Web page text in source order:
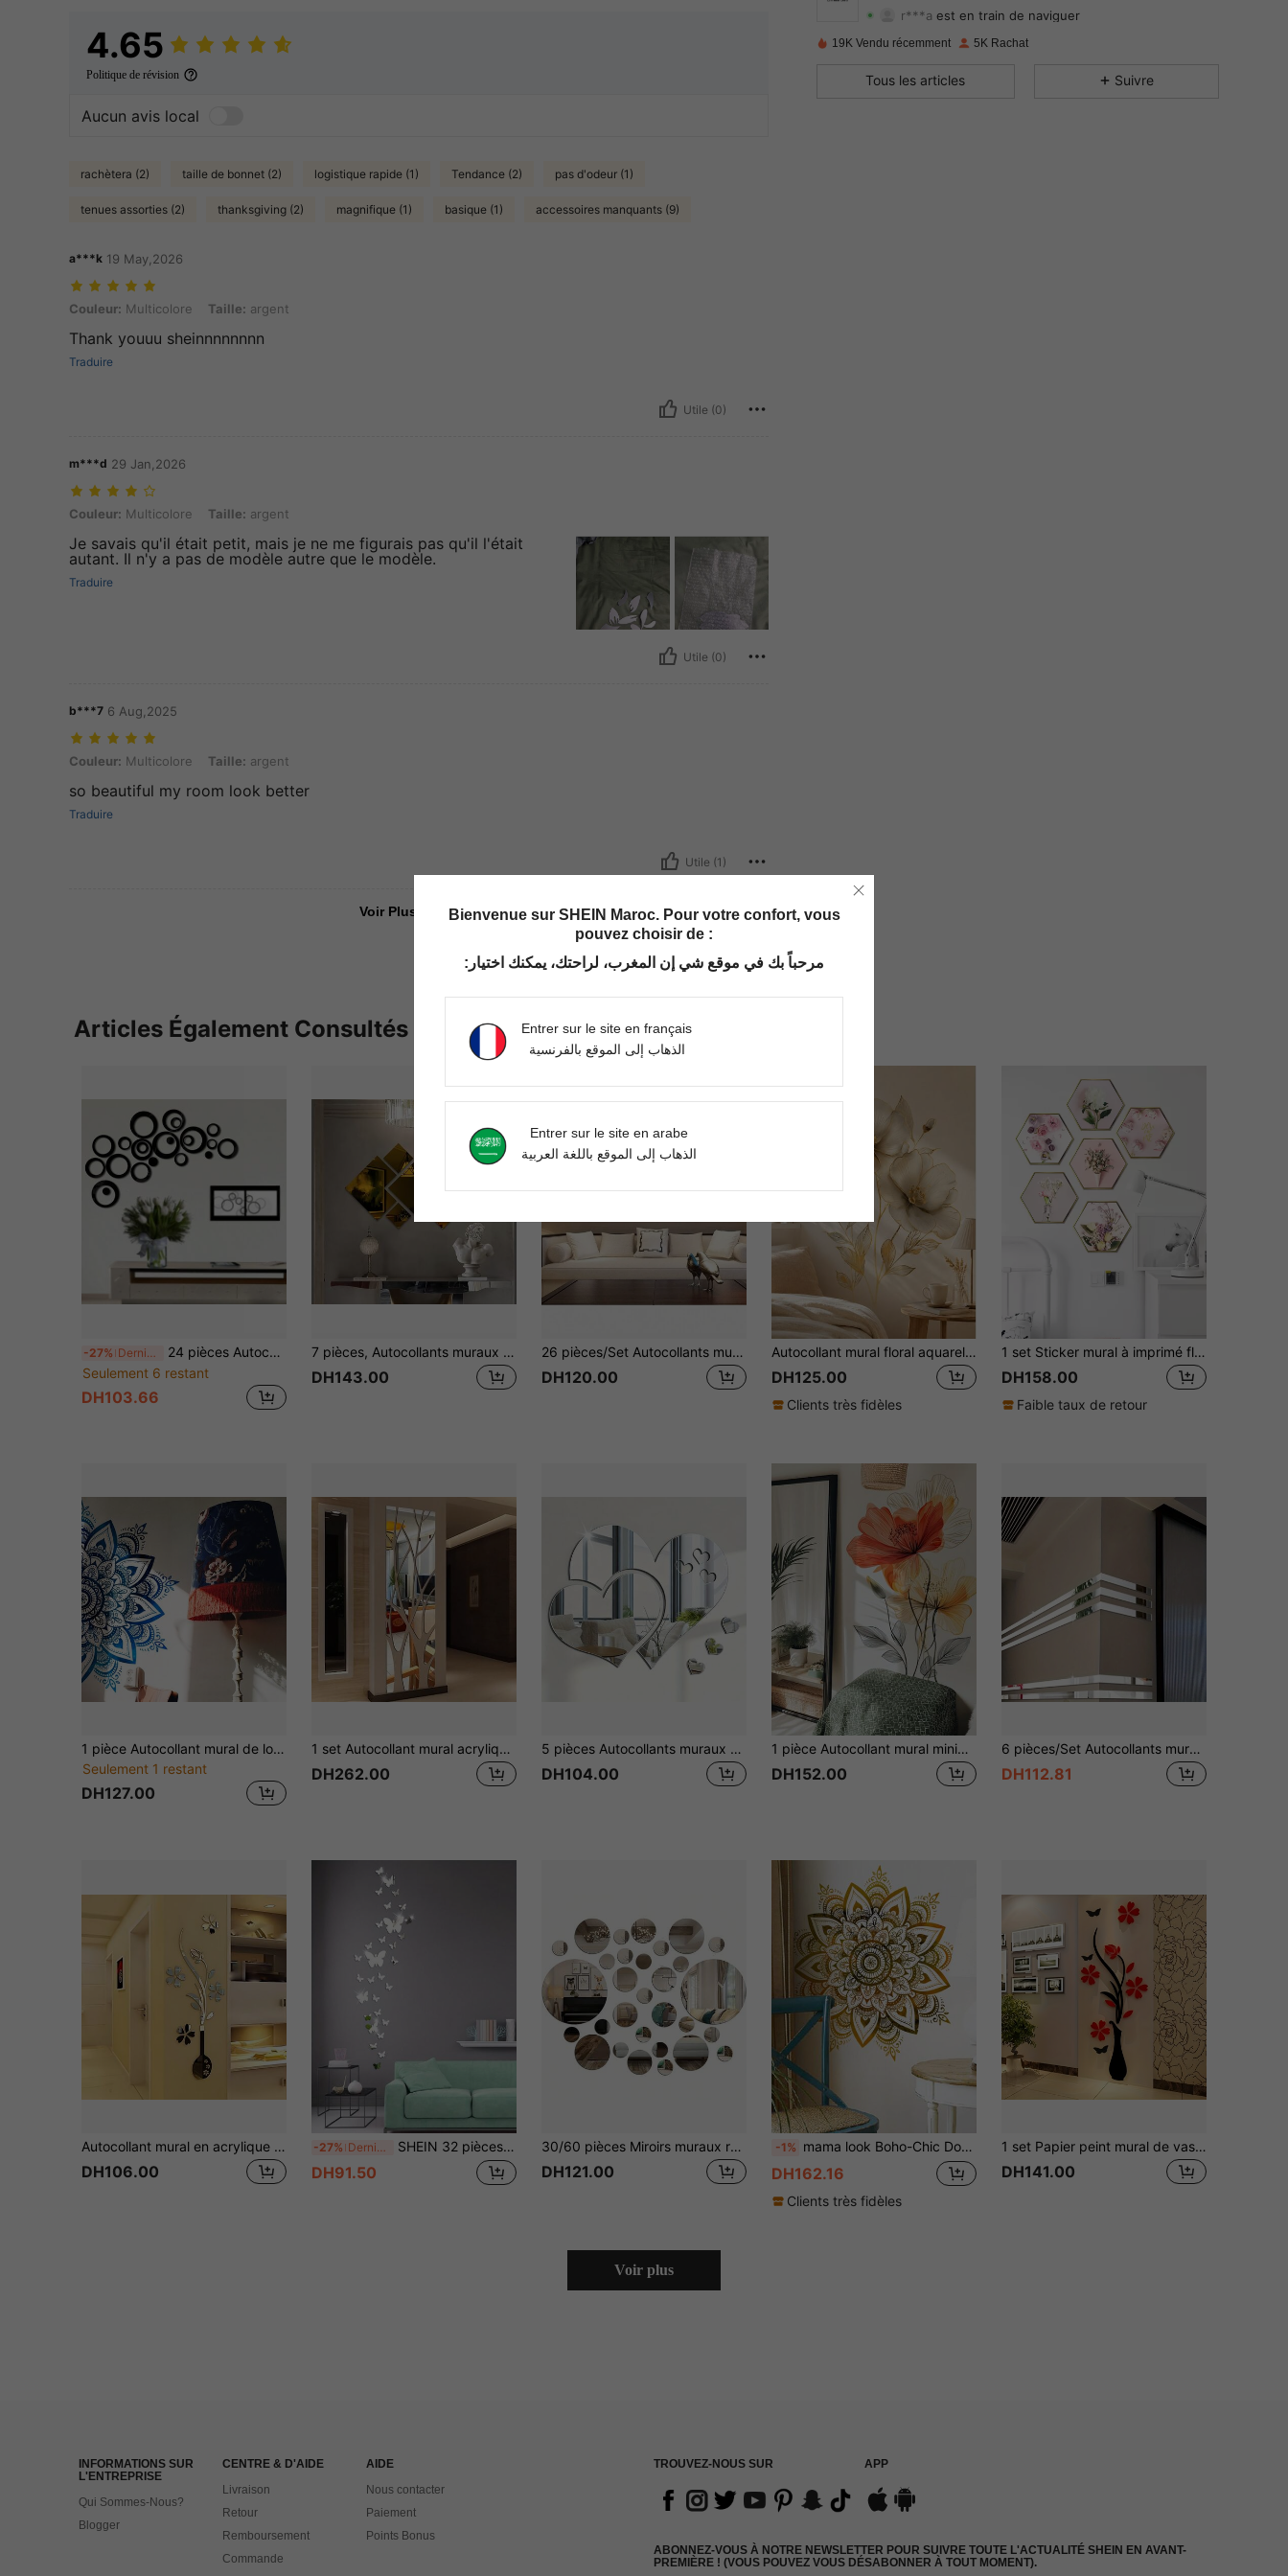
4.65
Politique de révision
Aucun avis local
rachètera (2) taille de bonnet (2) logistique rapide (1) Tendance (2) pas d'odeur (1)
tenues assorties (2) thanksgiving (2) magnifique (1) basique (1) accessoires manquants (9)
a***k 19 May,2026
Couleur: Multicolore, Taille: argent
Couleur: Multicolore Taille: argent
Thank youuu sheinnnnnnnn
Traduire
Utile (0)
m***d 29 Jan,2026
Couleur: Multicolore, Taille: argent
Couleur: Multicolore Taille: argent
Je savais qu'il était petit, mais je ne me figurais pas qu'il l'était
autant. Il n'y a pas de modèle autre que le modèle.
Traduire
Utile (0)
b***7 6 Aug,2025
Couleur: Multicolore, Taille: argent
Couleur: Multicolore Taille: argent
so beautiful my room look better
Traduire
Utile (1)
Voir Plus D'avis
r***a est en train de naviguer
Evaluation 22 Articles 1.4KSuiveurs
19K Vendu récemment 5K Rachat
Tous les articles Suivre
Articles Également Consultés
-27% Dernières 8 heures
24 pièces Autocollants muraux en miroir acrylique rond, Décalcomanies murales en miroir DIY, Convient pour la chambre à coucher, la salle de bain, le salon, la cuisine et autres décorations pour la maison
Seulement 6 restant
DH103.66
7 pièces, Autocollants muraux en miroir acrylique carré, design rectangle classique, décalcomanies murales en miroir 3D en forme de losange, combinaison de décoration maison créative, incassable auto-adhésif, visuellement lumineux et esthétique ! Autocollants décoratifs amovibles, convenant pour le salon, la chambre, le bureau, l'entrée, la salle de bain, le bureau, le couloir ou le mur de fond du canapé. Peuvent être utilisés comme décorations murales cadeaux d'anniversaire et de fêtes.
DH143.00
26 pièces/Set Autocollants muraux miroir acrylique 3D, miroir rond, décoration murale DIY pour chambre, salle de bain et fond de télévision, décoration de salle de bain pour la maison, tapis de salle de bain, accessoires de décoration de salle de bain d'automne
DH120.00
Autocollant mural floral aquarelle doré pour chambre, porte et tête de lit, décoration murale pour la maison, autocollant autoadhésif, décoration de chambre, autocollant mural, autocollant vinyle, décoration de la maison, décoration printanière, rafraîchissez votre maison, autocollant décoratif Rama, cadeau d'anniversaire, de remise des diplômes
DH125.00
Clients très fidèles
1 set Sticker mural à imprimé floral, décalcomanie murale autocollante pour la décoration de la maison, stickers, décalcomanie murale, décalcomanie en vinyle pour la décoration de la maison, articles de décoration printanière pour rafraîchir votre maison, autocollants de décoration Rama, cadeaux pour anniversaire et remise de diplôme
DH158.00
Faible taux de retour
1 pièce Autocollant mural de lotus, Autocollant mural de fond de mandala, Autocollant mural de décoration intérieure pour le salon, PVC auto-adhésif
Seulement 1 restant
DH127.00
1 set Autocollant mural acrylique 3D élégant et brillant avec design décoratif pailleté. Convient comme cadeau de pendaison de crémaillère ou décoration de bureau
DH262.00
5 pièces Autocollants muraux en forme de cœur 20*17cm, Décoration en acrylique auto-adhésive en forme de cœur, Convient pour la Saint-Valentin, le mariage, l'anniversaire et la décoration de la maison, Autocollants muraux pour chambre et salon, Miroir mural décoratif et art mural, Cadeau parfait pour couple, Décoration de Noël
DH104.00
1 pièce Autocollant mural minimaliste d'art en ligne de fleur, décoration murale de fond de salon/chambre à coucher avec dégradé orange-jaune, autocollant amovible
DH152.00
6 pièces/Set Autocollants muraux miroir acrylique rectangulaire, bandes de miroir décoratives sans cadre auto-adhésives pour chambre, salon, salle de bain & décoration de la maison
DH112.81
Autocollant mural en acrylique 3D brillant en forme de vase - Facile à appliquer, réutilisable et amovible, parfait pour la décoration du salon et du fond TV
DH106.00
-27% Dernières 8 heures SHEIN 32 pièces/set Autocollants muraux de papillons miroirs multicolores, combinaison de papillons miroirs DIY, papier peint de papillons miroirs, artisanat de décoration pour la maison, convient pour la décoration murale et des miroirs dans le salon, la salle à manger, la chambre, la salle de bain, les fêtes, les vacances. Décalcomanie imperméable pour miroir mural, décoration murale, décoration de pièce, miroir mural, miroir pour la salle de bain, décoration de salon
DH91.50
30/60 pièces Miroirs muraux ronds, autocollants muraux en miroir 3D, décoration résistante à l'eau et à la corrosion, amovible, décoration ronde artistique, papier peint autocollant DIY, convient pour la maison, la salle de bain, le salon, la cuisine, la chambre, le bureau, le mur d'arrière-plan TV, 3 5,5 8 15 cm
DH121.00
-1% mama look Boho-Chic Doré Pour Autocollants Muraux Mandala Lotus, Lot de 2 - Autocollants PVC Autoadhésifs et Amovibles Pour Décoration de Salon et Chambre à Coucher, Autocollants, Décalcomanie Murale, Décalcomanie Vinyle Pour Décorations Maison, Articles de Décoration Printemps Rafraîchir Votre Maison, Autocollants de Décoration Rama Cadeaux Anniversaire Remise des Diplômes
DH162.16
Clients très fidèles
1 set Papier peint mural de vase 3D créatif, sticker mural de décoration de vigne florale pour salon, chambre à coucher, canapé, arrière-plan TV
DH141.00
Voir plus
INFORMATIONS SUR
L'ENTREPRISE
Qui Sommes-Nous?
Blogger
CENTRE & D'AIDE
Livraison
Retour
Remboursement
Commande
AIDE
Nous contacter
Paiement
Points Bonus
TROUVEZ-NOUS SUR APP
ABONNEZ-VOUS À NOTRE NEWSLETTER POUR SUIVRE TOUTE L'ACTUALITÉ SHEIN EN AVANT-
PREMIÈRE ! (VOUS POUVEZ VOUS DÉSABONNER À TOUT MOMENT).
Bienvenue sur SHEIN Maroc. Pour votre confort, vous
pouvez choisir de :
مرحباً بك في موقع شي إن المغرب، لراحتك، يمكنك اختيار:
Entrer sur le site en français
الذهاب إلى الموقع بالفرنسية
Entrer sur le site en arabe
الذهاب إلى الموقع باللغة العربية